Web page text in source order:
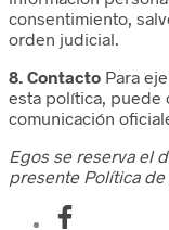
consentimiento,
orden judicial.
8. Contacto Para
esta política, puede
comunicación
Egos se reserva el
presente Política